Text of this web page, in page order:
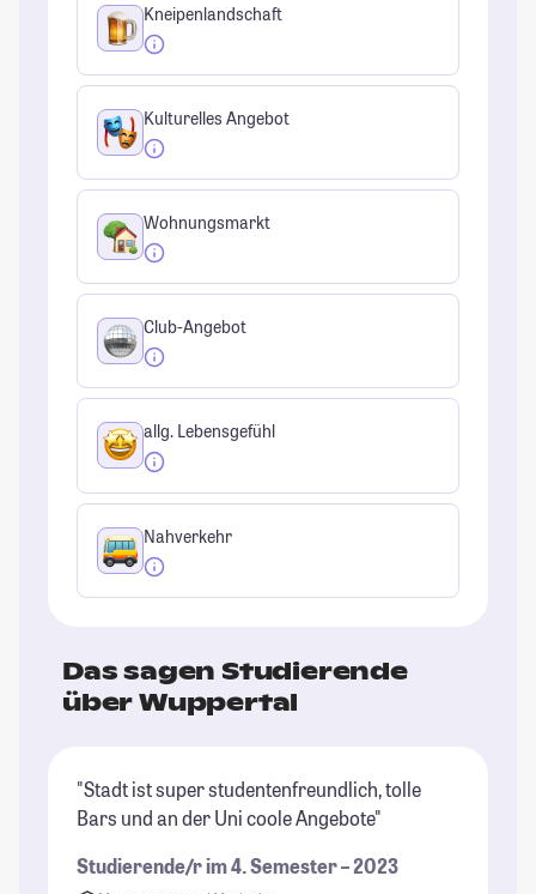
Kneipenlandschaft
Kulturelles Angebot
Wohnungsmarkt
Club-Angebot
allg. Lebensgefühl
Nahverkehr
Das sagen Studierende
über Wuppertal
"Stadt ist super studentenfreundlich, tolle
Bars und an der Uni coole Angebote"
Studierende/r im 4. Semester – 2023